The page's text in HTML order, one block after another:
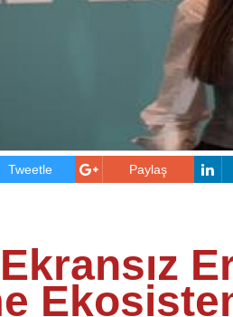
Tweetle Paylaş